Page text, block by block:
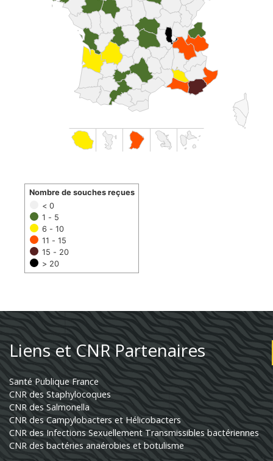
< 0
1 - 5
6 - 10
11 - 15
15 - 20
> 20
Nombre de souches reçues
Liens et CNR Partenaires
Santé Publique France
CNR des Staphylocoques
CNR des Salmonella
CNR des Campylobacters et Hélicobacters
CNR des Infections Sexuellement Transmissibles bactériennes
CNR des bactéries anaérobies et botulisme